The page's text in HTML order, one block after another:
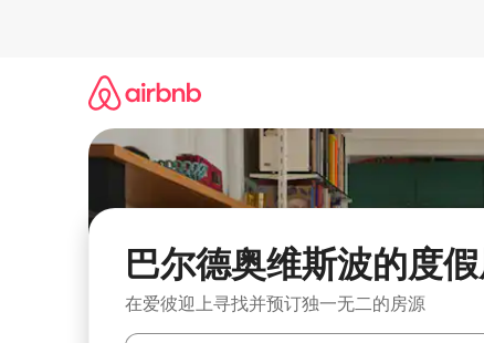
巴尔德奥维斯波的度
在爱彼迎上寻找并预订独一无二的房源